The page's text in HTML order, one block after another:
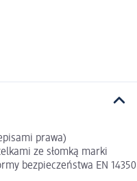
prawa)
ze słomką marki
bezpieczeństwa EN 14350